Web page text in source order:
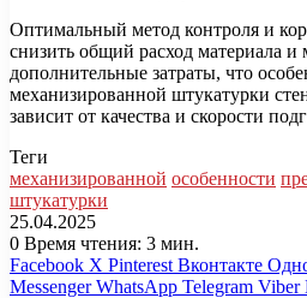
Оптимальный метод контроля и
снизить общий расход материала
дополнительные затраты, что
механизированной штукатурки
зависит от качества и скорости
Теги
механизированной особенности
штукатурки
25.04.2025
0 Время чтения: 3 мин.
Facebook X Pinterest Вконтакте
Messenger WhatsApp Telegram Viber